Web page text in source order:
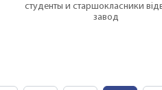
студенты и старшокласники
завод